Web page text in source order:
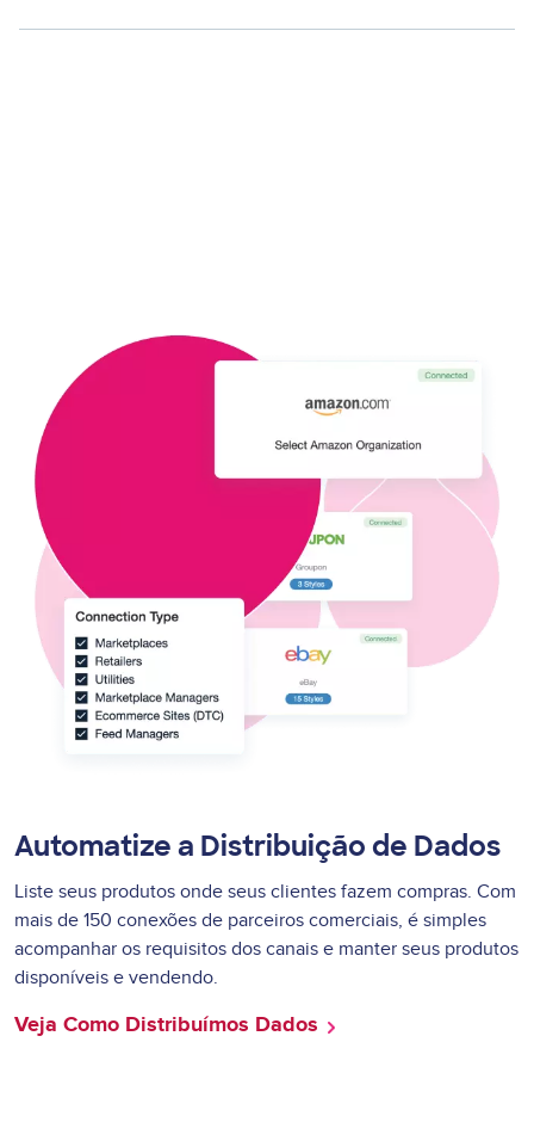
Automatize a Distribuição de Dados
Liste seus produtos onde seus clientes fazem compras. Com
mais de 150 conexões de parceiros comerciais, é simples
acompanhar os requisitos dos canais e manter seus produtos
disponíveis e vendendo.
Veja Como Distribuímos Dados